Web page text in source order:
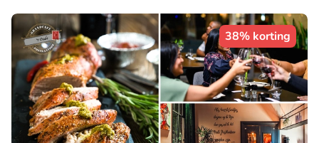
38% korting